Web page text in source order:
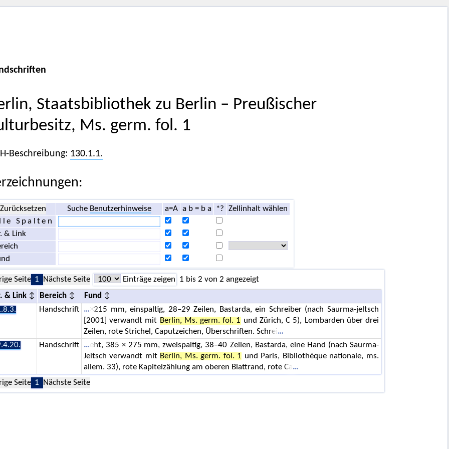
Staatsbibliothek zu Berlin – Preußischer
Ms. germ. fol. 1
Beschreibung: 130.1.1.
Zurücksetzen Suche Benutzerhinweise a=A a b = b a *?
Zellinhalt wählen
Spalten
& Link
Seite 1 Nächste Seite Einträge zeigen 1 bis 2 von 2 angezeigt
& Link Bereich
Fund
Handschrift
×215 mm, einspaltig, 28–29 Zeilen, Bastarda, ein Schreiber (nach Saurma-jeltsch
[2001] verwandt mit Berlin, Ms. germ. fol. 1 und Zürich, C 5), Lombarden über drei
Zeilen, rote Strichel, Caputzeichen, Überschriften. Schrei
Handschrift
eht, 385 × 275 mm, zweispaltig, 38–40 Zeilen, Bastarda, eine Hand (nach Saurma-
Jeltsch verwandt mit Berlin, Ms. germ. fol. 1 und Paris, Bibliothèque nationale, ms.
allem. 33), rote Kapitelzählung am oberen Blattrand, rote Ca
Seite 1 Nächste Seite